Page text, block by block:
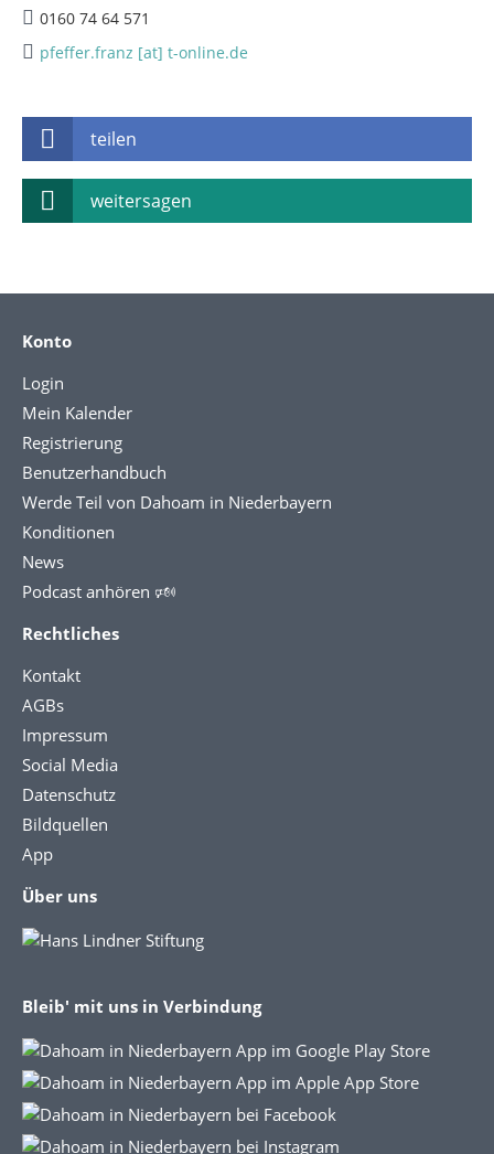
0160 74 64 571
pfeffer.franz [at] t-online.de
teilen
weitersagen
Konto
Login
Mein Kalender
Registrierung
Benutzerhandbuch
Werde Teil von Dahoam in Niederbayern
Konditionen
News
Podcast anhören 🕬
Rechtliches
Kontakt
AGBs
Impressum
Social Media
Datenschutz
Bildquellen
App
Über uns
Bleib' mit uns in Verbindung